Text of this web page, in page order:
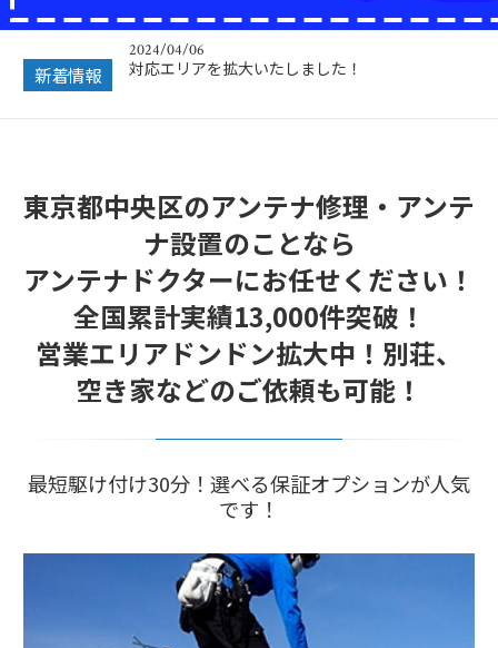
新着情報
対応エリアを拡大いたしました！
2023/12/27
年末年始営業のお知らせ
2022/07/04
フリーボイス（0120番号）への発信につきまし
2024/12/28
年末年始休業のお知らせ
東京都中央区のアンテナ修理・アンテ
ナ設置のことなら
アンテナドクターにお任せください！
全国累計実績13,000件突破！
営業エリアドンドン拡大中！別荘、
空き家などのご依頼も可能！
最短駆け付け30分！選べる保証オプションが人気
です！